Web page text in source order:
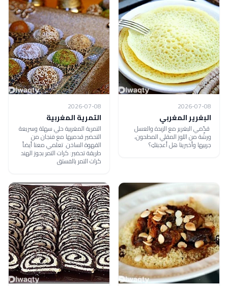
2026-07-08
البغرير المغربي
قدّمي البغرير مع الزبدة والعسل
ورشّة من اللوز المقلي المطحون،
جربيها وأخبرينا هل أعجبتكِ؟
2026-07-08
التمرية المغربية
التمرية المغربية حلي سهلة وسريعة
التحضير قدميها مع فنجان من
القهوة الساخن. تعلمي معنا أيضاً
طريقة تحضير: كرات التمر بجوز الهند
كرات التمر بالفستق